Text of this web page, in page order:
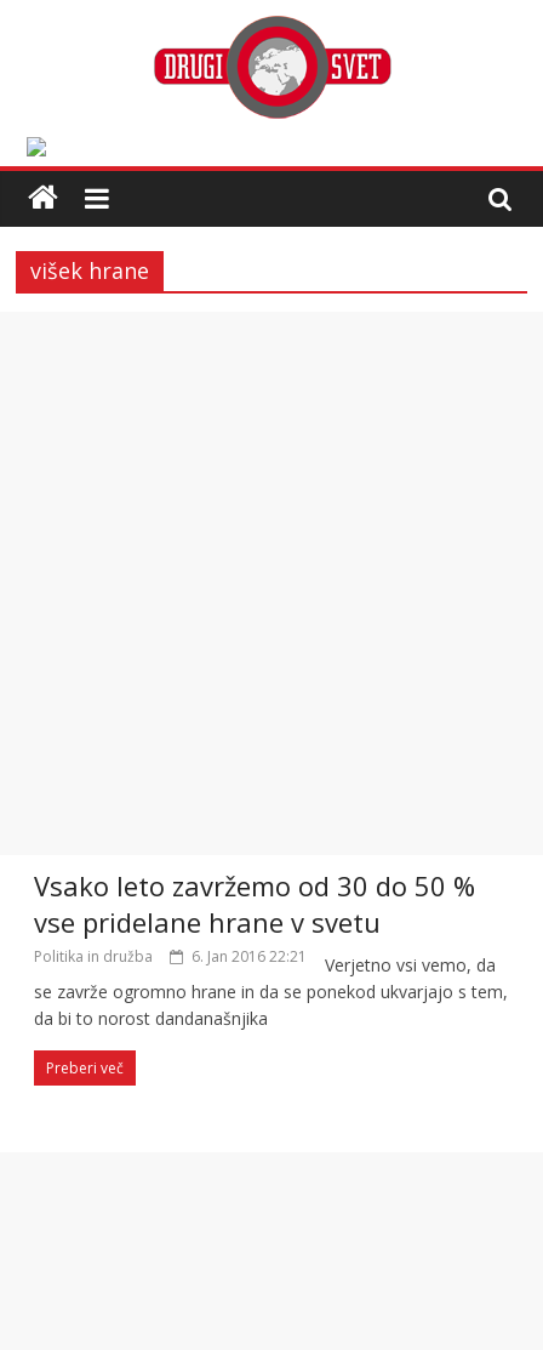
višek hrane
Vsako leto zavržemo od 30 do 50 %
vse pridelane hrane v svetu
Politika in družba 6. Jan 2016 22:21
Verjetno vsi vemo, da
se zavrže ogromno hrane in da se ponekod ukvarjajo s tem,
da bi to norost dandanašnjika
Preberi več